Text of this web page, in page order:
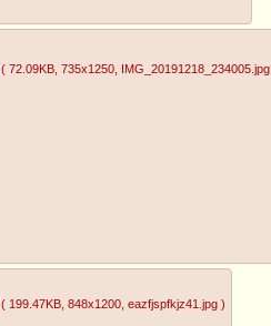
( 72.09KB , 735x1250 , IMG_20191218_234005.jpg
( 199.47KB , 848x1200 , eazfjspfkjz41.jpg )